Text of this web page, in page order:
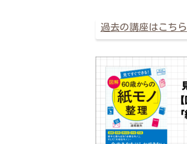
過去の講座はこちら